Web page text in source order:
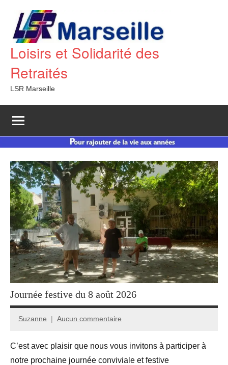
contenu
Loisirs et Solidarité des
Retraités
LSR Marseille
Journée festive du 8 août 2026
2
2026
Suzanne Aucun commentaire
C’est avec plaisir que nous vous invitons à participer à
notre prochaine journée conviviale et festive